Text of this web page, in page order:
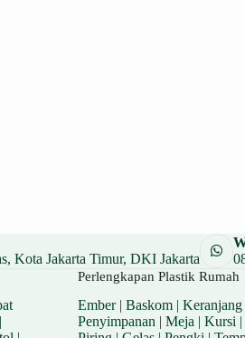
Kota Jakarta Timur, DKI Jakarta
|
Perlengkapan Plastik Rumah
Ember| Baskom| Keranjang
Penyimpanan | Meja | Kursi |